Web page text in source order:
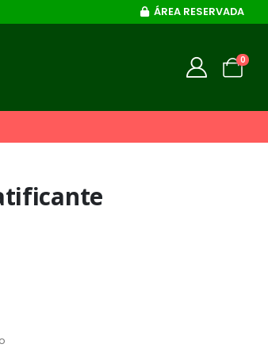
ÁREA RESERVADA
0